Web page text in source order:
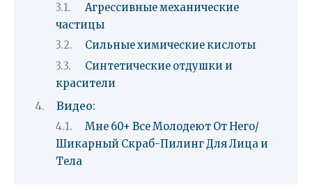
Агрессивные механические
частицы
Сильные химические кислоты
Синтетические отдушки и
красители
Видео:
Мне 60+ Все Молодеют От Него/
Шикарный Скраб-Пилинг Для Лица и
Тела